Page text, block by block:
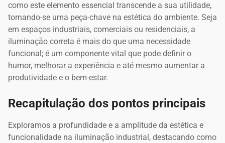
como este elemento essencial transcende a sua utilidade,
tornando-se uma peça-chave na estética do ambiente. Seja
em espaços industriais, comerciais ou residenciais, a
iluminação correta é mais do que uma necessidade
funcional; é um componente vital que pode definir o
humor, melhorar a experiência e até mesmo aumentar a
produtividade e o bem-estar.
Recapitulação dos pontos principais
Exploramos a profundidade e a amplitude da estética e
funcionalidade na iluminação industrial, destacando como